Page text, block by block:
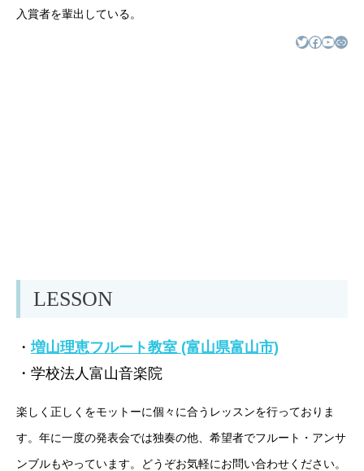
入賞者を輩出している。
Twitter Facebook YouTube リンク
LESSON
・ 増山理恵フルート教室 (富山県富山市)
・学校法人富山音楽院
楽しく正しくをモットーに個々に合うレッスンを行っておりま
す。年に一度の発表会では独奏の他、希望者でフルート・アンサ
ンブルもやっています。どうぞお気軽にお問い合わせください。